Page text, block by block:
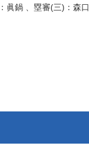
眞鍋 、塁審(三)：森口